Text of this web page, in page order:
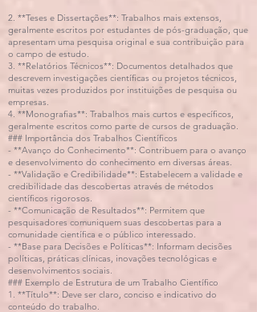
2. **Teses e Dissertações**: Trabalhos mais extensos,
geralmente escritos por estudantes de pós-graduação, que
apresentam uma pesquisa original e sua contribuição para
o campo de estudo.
3. **Relatórios Técnicos**: Documentos detalhados que
descrevem investigações científicas ou projetos técnicos,
muitas vezes produzidos por instituições de pesquisa ou
empresas.
4. **Monografias**: Trabalhos mais curtos e específicos,
geralmente escritos como parte de cursos de graduação.
### Importância dos Trabalhos Científicos
- **Avanço do Conhecimento**: Contribuem para o avanço
e desenvolvimento do conhecimento em diversas áreas.
- **Validação e Credibilidade**: Estabelecem a validade e
credibilidade das descobertas através de métodos
científicos rigorosos.
- **Comunicação de Resultados**: Permitem que
pesquisadores comuniquem suas descobertas para a
comunidade científica e o público interessado.
- **Base para Decisões e Políticas**: Informam decisões
políticas, práticas clínicas, inovações tecnológicas e
desenvolvimentos sociais.
### Exemplo de Estrutura de um Trabalho Científico
1. **Título**: Deve ser claro, conciso e indicativo do
conteúdo do trabalho.